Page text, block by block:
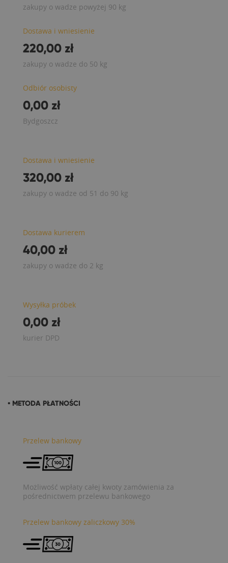
zakupy o wadze powyżej 90 kg
Dostawa i wniesienie
220,00 zł
zakupy o wadze do 50 kg
Odbiór osobisty
0,00 zł
Bydgoszcz
Dostawa i wniesienie
320,00 zł
zakupy o wadze od 51 do 90 kg
Dostawa kurierem
40,00 zł
zakupy o wadze do 2 kg
Wysyłka próbek
0,00 zł
kurier DPD
• METODA PŁATNOŚCI
Przelew bankowy
Możliwość wpłaty całej kwoty zamówienia za
pośrednictwem przelewu bankowego
Przelew bankowy zaliczkowy 30%